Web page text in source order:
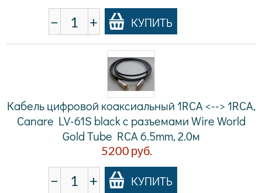
− + КУПИТЬ
Кабель цифровой коаксиальный 1RCA <--> 1RCA,
Canare LV-61S black с разъемами Wire World
Gold Tube RCA 6.5mm, 2.0м
5200 руб.
− + КУПИТЬ